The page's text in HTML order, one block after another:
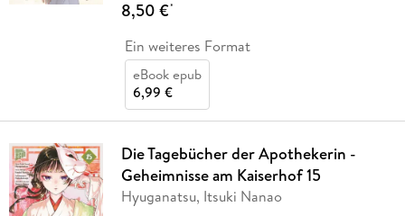
8,50 €*
Ein weiteres Format
eBook epub
6,99 €
Die Tagebücher der Apothekerin -
Geheimnisse am Kaiserhof 15
Hyuganatsu, Itsuki Nanao